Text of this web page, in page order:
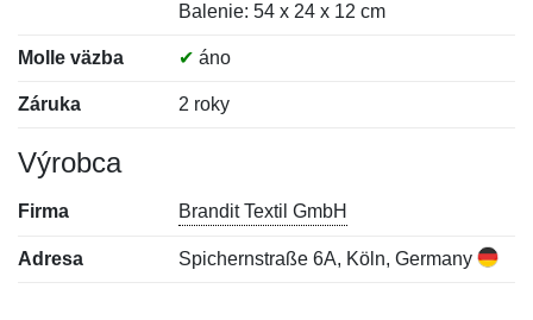
Balenie: 54 x 24 x 12 cm
Molle väzba ✔ áno
Záruka 2 roky
Výrobca
Firma Brandit Textil GmbH
Adresa Spichernstraße 6A, Köln, Germany